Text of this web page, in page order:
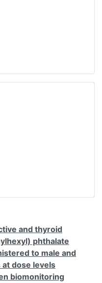
and thyroid
phthalate
to male and
dose levels
biomonitoring